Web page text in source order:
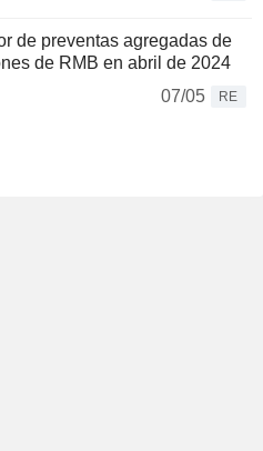
de preventas agregadas de
de RMB en abril de 2024
07/05
RE